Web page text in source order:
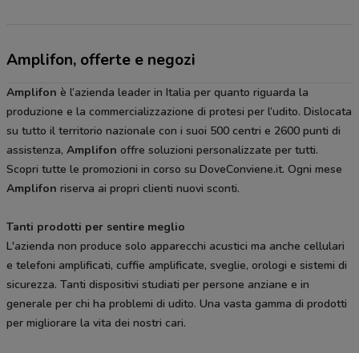
Amplifon, offerte e negozi
Amplifon è l’azienda leader in Italia per quanto riguarda la
produzione e la commercializzazione di protesi per l’udito. Dislocata
su tutto il territorio nazionale con i suoi 500 centri e 2600 punti di
assistenza, Amplifon offre soluzioni personalizzate per tutti.
Scopri tutte le promozioni in corso su DoveConviene.it. Ogni mese
Amplifon riserva ai propri clienti nuovi sconti.
Tanti prodotti per sentire meglio
L'azienda non produce solo apparecchi acustici ma anche cellulari
e telefoni amplificati, cuffie amplificate, sveglie, orologi e sistemi di
sicurezza. Tanti dispositivi studiati per persone anziane e in
generale per chi ha problemi di udito. Una vasta gamma di prodotti
per migliorare la vita dei nostri cari.